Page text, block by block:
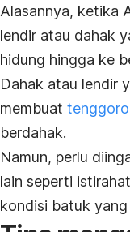
Alasannya, ketika
lendir atau dahak
hidung hingga ke
Dahak atau lendir
membuat
berdahak.
Namun, perlu
lain seperti
kondisi batuk